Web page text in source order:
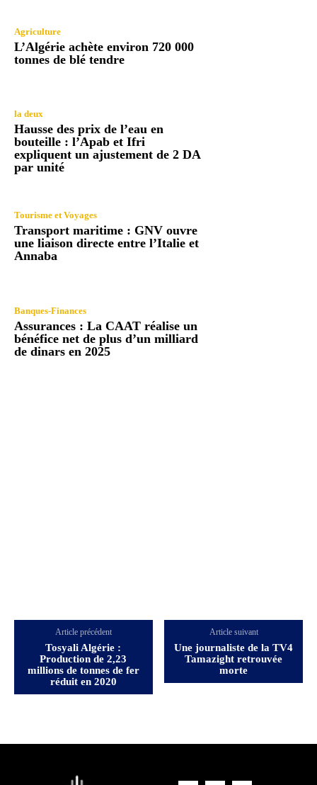
Agriculture
L’Algérie achète environ 720 000
tonnes de blé tendre
la deux
Hausse des prix de l’eau en
bouteille : l’Apab et Ifri
expliquent un ajustement de 2 DA
par unité
Tourisme et Voyages
Transport maritime : GNV ouvre
une liaison directe entre l’Italie et
Annaba
Banques-Finances
Assurances : La CAAT réalise un
bénéfice net de plus d’un milliard
de dinars en 2025
Article précédent
Tosyali Algérie :
Production de 2,23
millions de tonnes de fer
réduit en 2020
Article suivant
Une journaliste de la TV4
Tamazight retrouvée
morte